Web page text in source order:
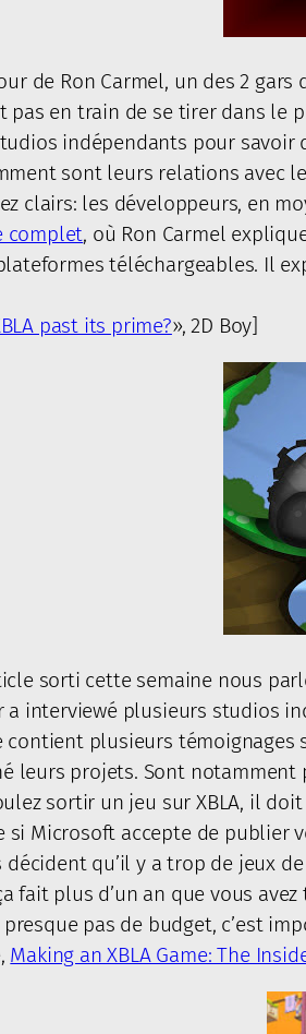
de Ron Carmel, un des 2
pas en train de se tirer dans le
indépendants pour savoir
sont leurs relations avec
clairs: les développeurs, en
complet, où Ron Carmel
téléchargeables. Il
past its prime?», 2D Boy]
sorti cette semaine nous
a interviewé plusieurs studios
contient plusieurs
leurs projets. Sont
sortir un jeu sur XBLA, il
si Microsoft accepte de publier
décident qu’il y a trop de jeux
fait plus d’un an que vous
pas de budget, c’est
Making an XBLA Game: The